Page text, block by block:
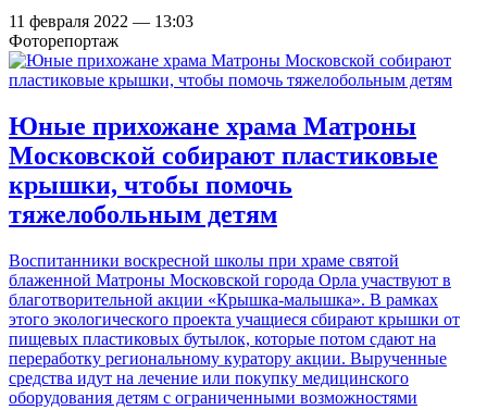
11 февраля 2022 — 13:03
Фоторепортаж
Юные прихожане храма Матроны
Московской собирают пластиковые
крышки, чтобы помочь
тяжелобольным детям
Воспитанники воскресной школы при храме святой
блаженной Матроны Московской города Орла участвуют в
благотворительной акции «Крышка-малышка». В рамках
этого экологического проекта учащиеся сбирают крышки от
пищевых пластиковых бутылок, которые потом сдают на
переработку региональному куратору акции. Вырученные
средства идут на лечение или покупку медицинского
оборудования детям с ограниченными возможностями